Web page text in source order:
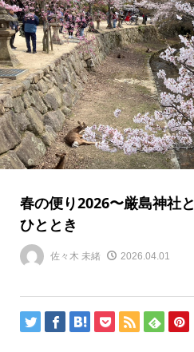
春の便り2026〜厳島神社
ひととき
佐々木 未緒 2026.04.01